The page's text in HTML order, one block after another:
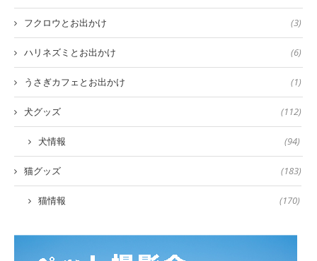
フクロウとお出かけ (3)
ハリネズミとお出かけ (6)
うさぎカフェとお出かけ (1)
犬グッズ (112)
犬情報 (94)
猫グッズ (183)
猫情報 (170)